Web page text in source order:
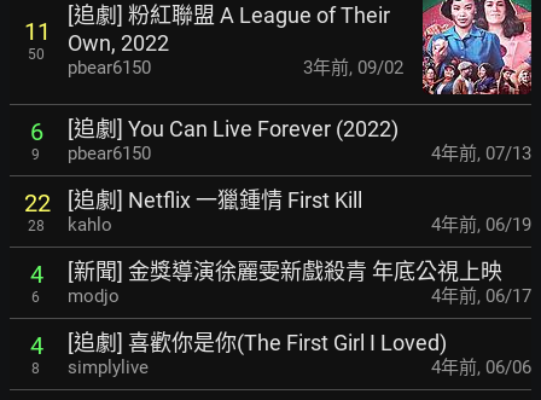
11
50
[追劇] 粉紅聯盟 A League of Their
Own, 2022
pbear6150 3年前, 09/02
6
9
[追劇] You Can Live Forever (2022)
pbear6150 4年前, 07/13
22
28
[追劇] Netflix 一獵鍾情 First Kill
kahlo 4年前, 06/19
4
6
[新聞] 金獎導演徐麗雯新戲殺青 年底公視上映
modjo 4年前, 06/17
4
8
[追劇] 喜歡你是你(The First Girl I Loved)
simplylive 4年前, 06/06